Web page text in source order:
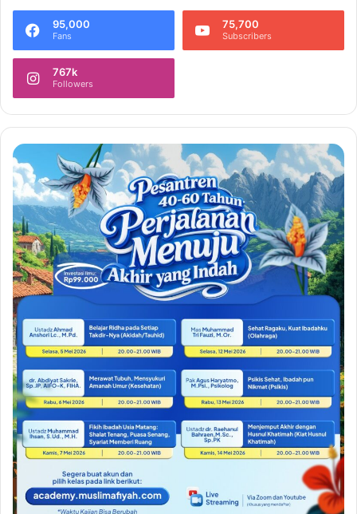
95,000
Fans
75,700
Subscribers
767k
Followers